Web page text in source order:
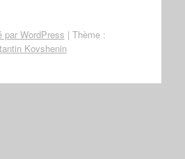
par WordPress | Thème :
Kovshenin